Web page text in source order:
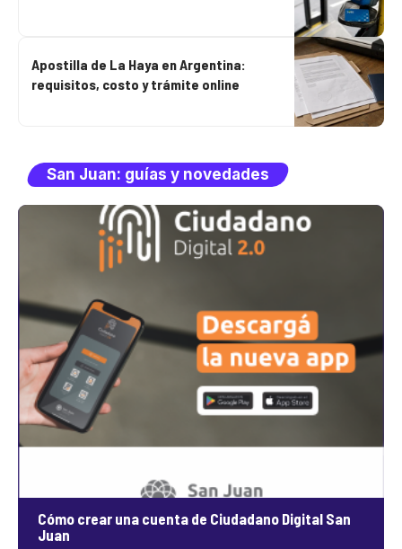
San Juan: guías y novedades
Cómo crear una cuenta de Ciudadano Digital San
Juan
Apostilla de La Haya en Argentina:
requisitos, costo y trámite online